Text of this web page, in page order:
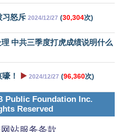
习怒斥 2024/12/27 (30,304次)
中共三季度打虎成绩说明什么
！ ▶️ 2024/12/27 (96,360次)
Public Foundation Inc.
Reserved
网站服务条款